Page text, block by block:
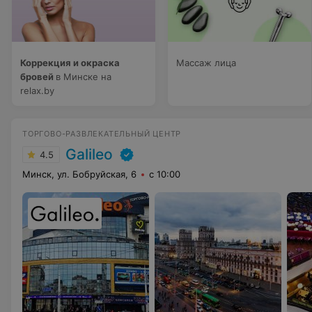
Коррекция и окраска
бровей в Минске на
relax.by
Массаж лица
ТОРГОВО-РАЗВЛЕКАТЕЛЬНЫЙ ЦЕНТР
4.5 Galileo
Минск, ул. Бобруйская, 6 с 10:00